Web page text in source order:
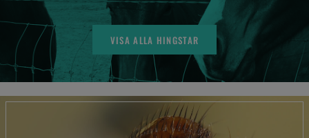
VISA ALLA HINGSTAR